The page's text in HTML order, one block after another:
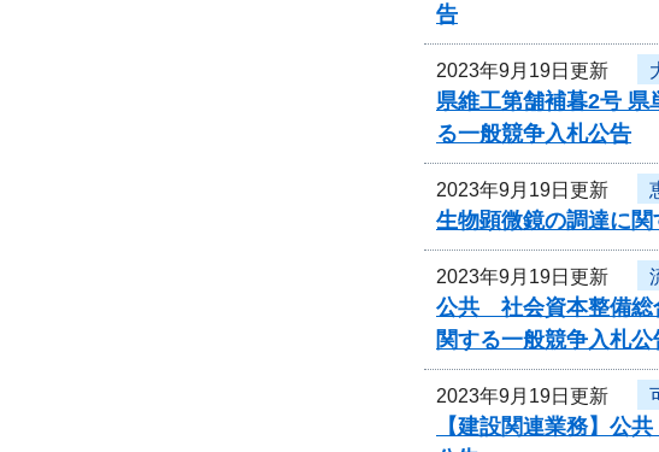
告
2023年9月19日更新
県維工第舗補暮2号
る一般競争入札公告
2023年9月19日更新
生物顕微鏡の調達に
2023年9月19日更新
公共 社会資本整備総
関する一般競争入札公
2023年9月19日更新
【建設関連業務】公